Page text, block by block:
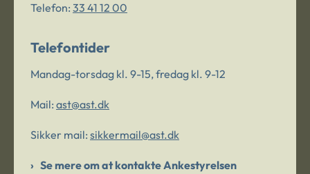
Telefon: 33 41 12 00
Telefontider
Mandag-torsdag kl. 9-15, fredag kl. 9-12
Mail: ast@ast.dk
Sikker mail: sikkermail@ast.dk
Se mere om at kontakte Ankestyrelsen